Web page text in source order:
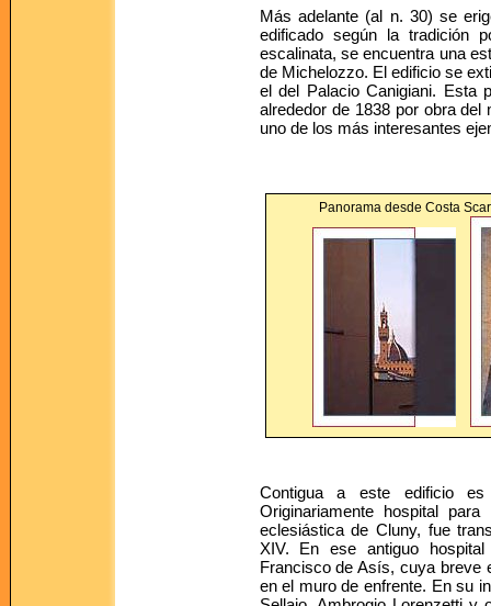
Más adelante (al n. 30) se
edificado según la tradición
escalinata, se encuentra una
de Michelozzo. El edificio se
el del Palacio Canigiani. Esta
alrededor de 1838 por obra
uno de los más interesantes
Panorama desde Costa
Contigua a este edificio
Originariamente hospital
eclesiástica de Cluny, fue
XIV. En ese antiguo
Francisco de Asís, cuya breve
en el muro de enfrente. En su